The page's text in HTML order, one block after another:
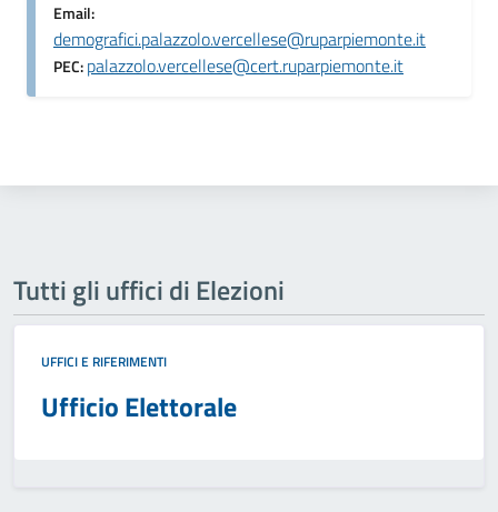
Email:
demografici.palazzolo.vercellese@ruparpiemonte.it
PEC:palazzolo.vercellese@cert.ruparpiemonte.it
Tutti gli uffici di Elezioni
UFFICI E RIFERIMENTI
Ufficio Elettorale